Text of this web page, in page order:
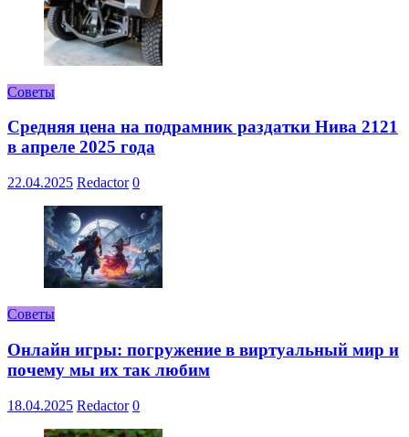
Советы
Средняя цена на подрамник раздатки Нива 2121
в апреле 2025 года
22.04.2025 Redactor 0
Советы
Онлайн игры: погружение в виртуальный мир и
почему мы их так любим
18.04.2025 Redactor 0